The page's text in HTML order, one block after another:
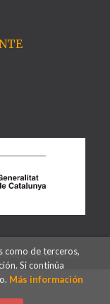
Reservados
como de terceros,
Si continúa
Más información